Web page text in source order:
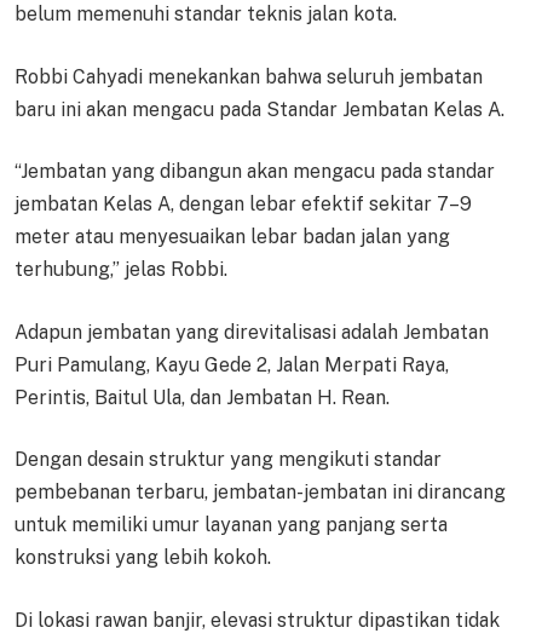
belum memenuhi standar teknis jalan kota.
Robbi Cahyadi menekankan bahwa seluruh jembatan
baru ini akan mengacu pada Standar Jembatan Kelas A.
“Jembatan yang dibangun akan mengacu pada standar
jembatan Kelas A, dengan lebar efektif sekitar 7–9
meter atau menyesuaikan lebar badan jalan yang
terhubung,” jelas Robbi.
Adapun jembatan yang direvitalisasi adalah Jembatan
Puri Pamulang, Kayu Gede 2, Jalan Merpati Raya,
Perintis, Baitul Ula, dan Jembatan H. Rean.
Dengan desain struktur yang mengikuti standar
pembebanan terbaru, jembatan-jembatan ini dirancang
untuk memiliki umur layanan yang panjang serta
konstruksi yang lebih kokoh.
Di lokasi rawan banjir, elevasi struktur dipastikan tidak